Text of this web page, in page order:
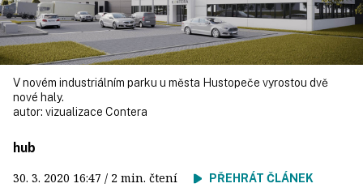
V novém industriálním parku u města Hustopeče vyrostou dvě
nové haly.
autor: vizualizace Contera
hub
30. 3. 2020 16:47 / 2 min. čtení PŘEHRÁT ČLÁNEK